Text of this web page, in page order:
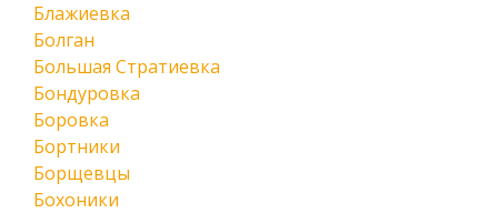
Блажиевка
Болган
Большая Стратиевка
Бондуровка
Боровка
Бортники
Борщевцы
Бохоники